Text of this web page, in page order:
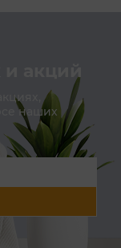
и акций
наших